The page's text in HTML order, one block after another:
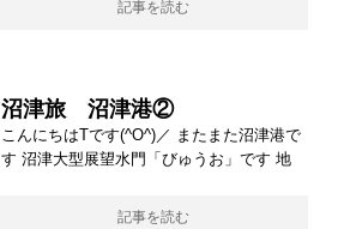
記事を読む
沼津旅 沼津港②
こんにちはTです(^O^)／ またまた沼津港で
す 沼津大型展望水門「びゅうお」です 地
記事を読む